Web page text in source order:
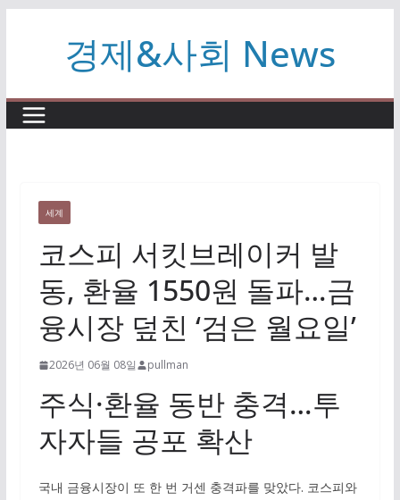
로
경제&사회 News
세계
코스피 서킷브레이커 발
동, 환율 1550원 돌파…금
융시장 덮친 ‘검은 월요일’
2026년 06월 08일 pullman
주식·환율 동반 충격…투
자자들 공포 확산
국내 금융시장이 또 한 번 거센 충격파를 맞았다. 코스피와